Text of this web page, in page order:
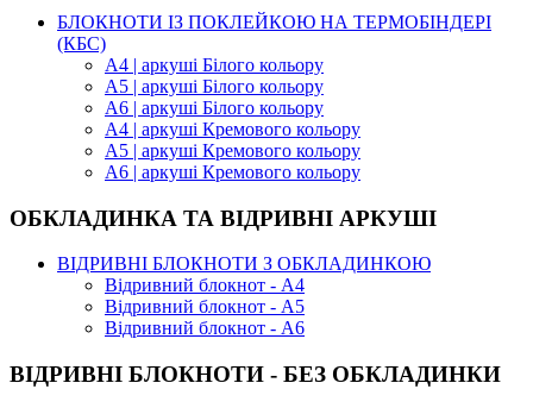
БЛОКНОТИ ІЗ ПОКЛЕЙКОЮ НА ТЕРМОБІНДЕРІ
(КБС)
А4 | аркуші Білого кольору
А5 | аркуші Білого кольору
А6 | аркуші Білого кольору
А4 | аркуші Кремового кольору
А5 | аркуші Кремового кольору
А6 | аркуші Кремового кольору
ОБКЛАДИНКА ТА ВІДРИВНІ АРКУШІ
ВІДРИВНІ БЛОКНОТИ З ОБКЛАДИНКОЮ
Відривний блокнот - А4
Відривний блокнот - А5
Відривний блокнот - А6
ВІДРИВНІ БЛОКНОТИ - БЕЗ ОБКЛАДИНКИ